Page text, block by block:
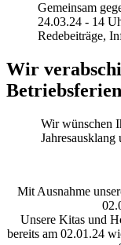
Gemeinsam
24.03.24 - 14
Redebeiträge,
Wir
Betriebsferien
Wir wünschen
Mit Ausnahme
Unsere Kitas und
bereits am 02.01.24